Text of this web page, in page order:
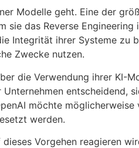
Modelle geht. Eine der
das Reverse Engineering
Integrität ihrer Systeme zu
Zwecke nutzen.
die Verwendung ihrer KI-
entscheidend,
möchte möglicherweise
werden.
Vorgehen reagieren